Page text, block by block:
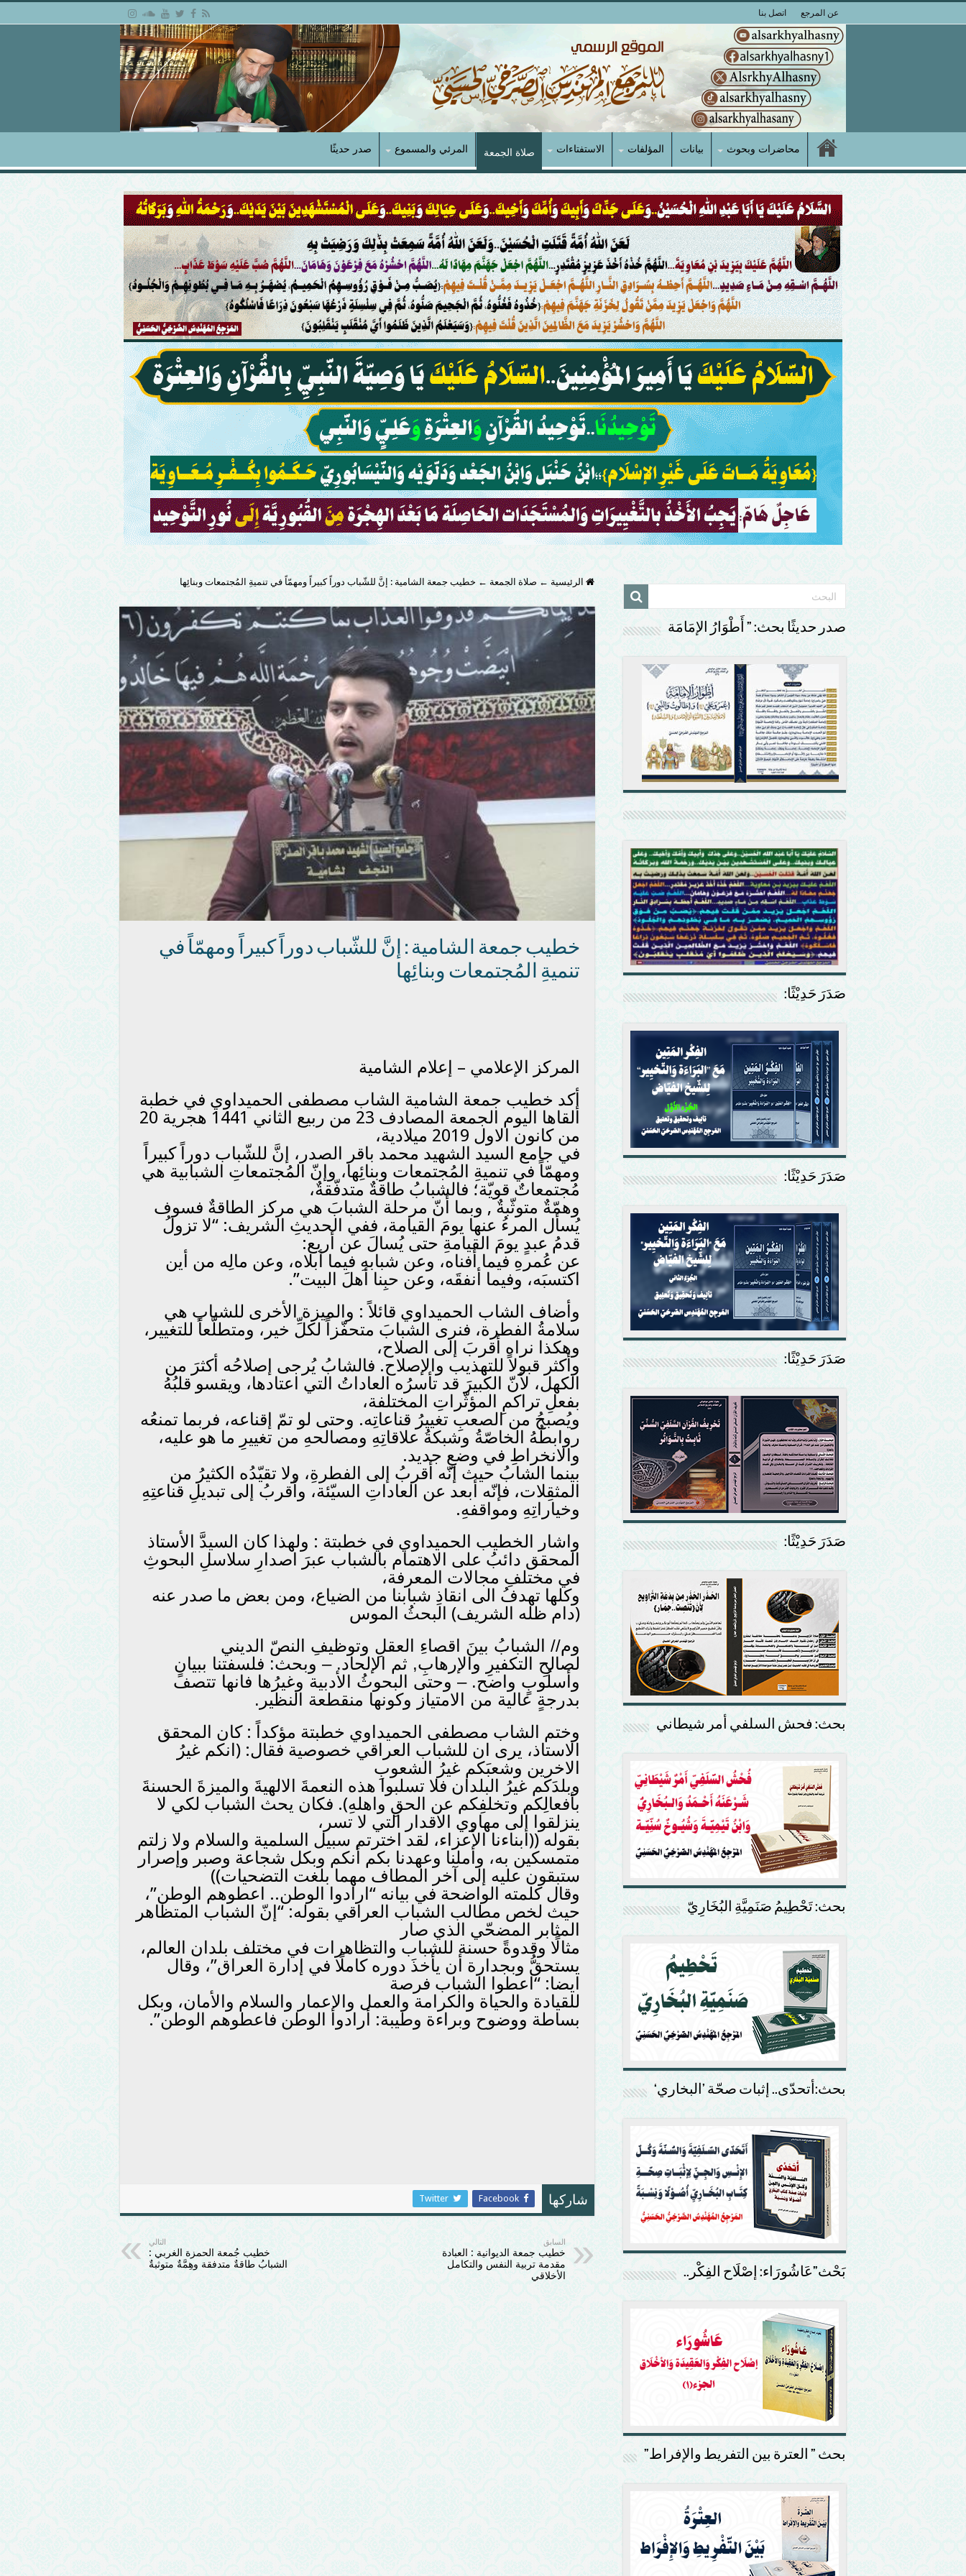
عن المرجع اتصل بنا
محاضرات وبحوث بيانات المؤلفات الاستفتاءات صلاة الجمعة المرئي والمسموع صدر حديثًا
الرئيسية ← صلاة الجمعة ← خطيب جمعة الشامية : إنَّ للشّباب دوراً كبيراً ومهمّاً في تنميةِ المُجتمعات وبنائِها
خطيب جمعة الشامية : إنَّ للشّباب دوراً كبيراً ومهمّاً في
تنميةِ المُجتمعات وبنائِها
المركز الإعلامي – إعلام الشامية
أكد خطيب جمعة الشامية الشاب مصطفى الحميداوي في خطبة
ألقاها اليوم الجمعة المصادف 23 من ربيع الثاني 1441 هجرية 20
من كانون الاول 2019 ميلادية،
في جامع السيد الشهيد محمد باقر الصدر، إنَّ للشّباب دوراً كبيراً
ومهمّاً في تنميةِ المُجتمعات وبنائِها، وإنّ المُجتمعاتِ الشبابية هي
مُجتمعاتٌ قويّة؛ فالشبابُ طاقةٌ متدفّقةٌ،
وهمّةٌ متوثّبةٌ , وبما أنّ مرحلة الشبابَ هي مركز الطاقةٌ فسوف
يُسأل المرءُ عنها يومَ القيامة، ففي الحديثِ الشريف: “لا تزولُ
قدمُ عبدٍ يومَ القيامةِ حتى يُسالَ عن أربع:
عن عُمرهِ فيما أفناه، وعن شبابهِ فيما أبلاه، وعن مالِه من أين
اكتسبَه، وفيما أنفقَه، وعن حبِنا أهلَ البيت”.
وأضاف الشاب الحميداوي قائلاً : والميزة الأخرى للشباب هي
سلامةُ الفطرة، فنرى الشبابَ متحفّزاً لكلِّ خير، ومتطلّعاً للتغيير،
وهكذا نراه أقربَ إلى الصلاح،
وأكثر قبولاً للتهذيب والإصلاح. فالشابُ يُرجى إصلاحُه أكثرَ من
الكهل، لأنّ الكبيرَ قد تأسرُه العاداتُ التي اعتادها، ويقسو قلبُهُ
بفعلِ تراكمِ المؤثّراتِ المختلفة،
ويُصبحُ من الصعبِ تغييرُ قناعاتِه. وحتى لو تمّ إقناعه، فربما تمنعُه
روابطُهُ الخاصّةُ وشبكةُ علاقاتِهِ ومصالحهِ من تغييرِ ما هو عليه،
والانخراطِ في وضعِ جديد.
بينما الشابُ حيث إنّه أقربُ إلى الفطرةِ، ولا تقيّدُه الكثيرُ من
المثقِلات، فإنّه أبعد عن العاداتِ السيّئة، وأقربُ إلى تبديلِ قناعتِهِ
وخياراتِهِ ومواقفهِ.
واشار الخطيب الحميداوي في خطبتة : ولهذا كان السيدَّ الأستاذ
المحقق دائبُ على الاهتمام بالشباب عبرَ اصدارِ سلاسلِ البحوثِ
في مختلفِ مجالات المعرفة،
وكلها تهدفُ الى انقاذِ شبابنا من الضياع، ومن بعض ما صدر عنه
(دام ظله الشريف) البحثُ الموس
وم// الشبابُ بينَ اقصاءِ العقلِ وتوظيفِ النصّ الديني
لصالحِ التكفيرِ والإرهابِ, ثم الإلحاد. – وبحث: فلسفتنا ببيانٍ
وأسلُوبٍ واضح. – وحتى البحوثُ الأدبية وغيرُها فانها تتصف
بدرجةٍ عالية من الامتياز وكونها منقطعة النظير.
وختم الشاب مصطفى الحميداوي خطبتة مؤكداً : كان المحقق
الاستاذ، يرى ان للشباب العراقي خصوصية فقال: (انكم غيرُ
الاخرين وشعبَكم غيرُ الشعوبِ
وبلدَكم غيرُ البلدان فلا تسلبوا هذه النعمةَ الالهيةَ والميزةَ الحسنةَ
بأفعالِكم وتخلفِكم عن الحقِ واهلهِ). فكان يحث الشباب لكي لا
ينزلقوا الى مهاوي الاقدار التي لا تسر،
بقوله ((أبناءنا الأعزاء، لقد اخترتم سبيل السلمية والسلام ولا زلتم
متمسكين به، وأملنا وعهدنا بكم أنكم وبكل شجاعة وصبر وإصرار
ستبقون عليه إلى آخر المطاف مهما بلغت التضحيات))
وقال كلمته الواضحة في بيانه “ارادوا الوطن.. اعطوهم الوطن”،
حيث لخص مطالب الشباب العراقي بقوله: “إنّ الشباب المتظاهر
المثابر المضحّي الذي صار
مثالًا وقدوةً حسنة للشباب والتظاهرات في مختلف بلدان العالم،
يستحقُّ وبجدارة أن يأخذَ دوره كاملًا في إدارة العراق”، وقال
ايضا: “اعطوا الشباب فرصة
للقيادة والحياة والكرامة والعمل والإعمار والسلام والأمان، وبكل
بساطة ووضوح وبراءة وطيبة: أرادوا الوطن فاعطوهم الوطن”.
شاركها Facebook
Twitter
السابق
خطيب جمعة الديوانية : العبادة
مقدمة تربية النفس والتكامل
الأخلاقي
التالي
خطيب جُمعة الحمزة الغربي :
الشبابُ طاقةٌ متدفقة وهِمَّةٌ متوثبةٌ
صدر حديثًا بحث: ” أَطْوَارُ الإمَامَة
صَدَرَ حَدِيْثًا:
صَدَرَ حَدِيْثًا:
صَدَرَ حَدِيْثًا:
صَدَرَ حَدِيْثًا:
بحث: فحش السلفي أمر شيطاني
بحث: تَحْطِيمُ صَنَمِيَّةِ البُخَارِيّ
بحث:أتحدّى.. إثبات صحّة ’البخاري‘
بَحْث”عَاشُورَاء: إصْلَاح الفِكْر..
بحث ” العترة بين التفريط والإفراط”